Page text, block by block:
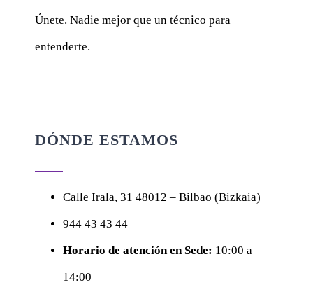
Únete. Nadie mejor que un técnico para
entenderte.
DÓNDE ESTAMOS
Calle Irala, 31 48012 – Bilbao (Bizkaia)
944 43 43 44
Horario de atención en Sede: 10:00 a
14:00